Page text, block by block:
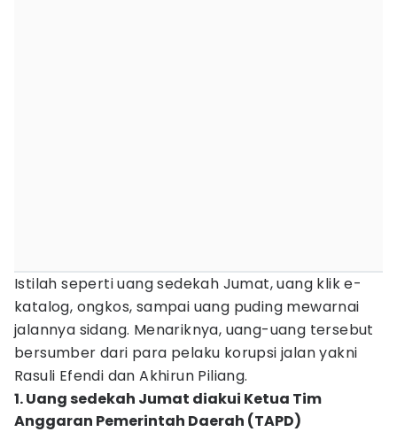
Istilah seperti uang sedekah Jumat, uang klik e-
katalog, ongkos, sampai uang puding mewarnai
jalannya sidang. Menariknya, uang-uang tersebut
bersumber dari para pelaku korupsi jalan yakni
Rasuli Efendi dan Akhirun Piliang.
1. Uang sedekah Jumat diakui Ketua Tim
Anggaran Pemerintah Daerah (TAPD)